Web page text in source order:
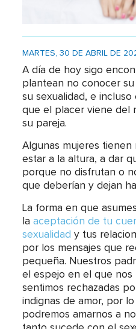
MARTES, 30 DE ABRIL DE
A día de hoy sigo
plantean no conocer
su sexualidad, e
que el placer viene del
su pareja.
Algunas mujeres tienen
estar a la altura, a dar
porque no disfrutan o
que deberían y dejan
La forma en que
laaceptación de tu
sexualidad y tus
por los mensajes que
pequeña. Nuestros
el espejo en el que nos
sentimos rechazadas
indignas de amor, por
podremos amarnos a